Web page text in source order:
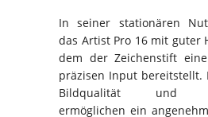
In seiner stationären
das Artist Pro 16 mit guter
dem der Zeichenstift
präzisen Input bereitstellt.
Bildqualität und
ermöglichen ein